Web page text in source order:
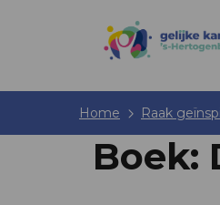
Home Raak
Boek: